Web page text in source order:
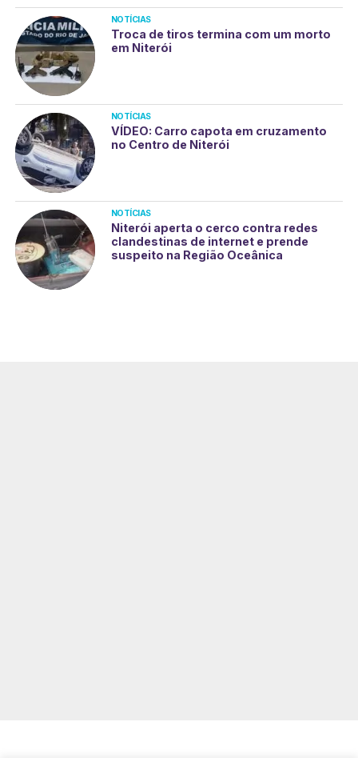
NOTÍCIAS
Troca de tiros termina com um morto
em Niterói
NOTÍCIAS
VÍDEO: Carro capota em cruzamento
no Centro de Niterói
NOTÍCIAS
Niterói aperta o cerco contra redes
clandestinas de internet e prende
suspeito na Região Oceânica